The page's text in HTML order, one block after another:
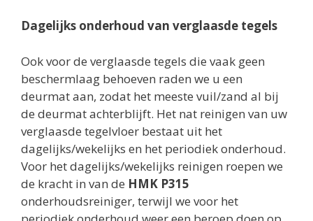
Dagelijks onderhoud van verglaasde tegels
Ook voor de verglaasde tegels die vaak geen
beschermlaag behoeven raden we u een
deurmat aan, zodat het meeste vuil/zand al bij
de deurmat achterblijft. Het nat reinigen van uw
verglaasde tegelvloer bestaat uit het
dagelijks/wekelijks en het periodiek onderhoud.
Voor het dagelijks/wekelijks reinigen roepen we
de kracht in van de HMK P315
onderhoudsreiniger, terwijl we voor het